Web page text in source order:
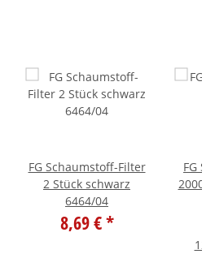
FG Schaumstoff-Filter
2 Stück schwarz
6464/04
8,69 €*
FG
2000